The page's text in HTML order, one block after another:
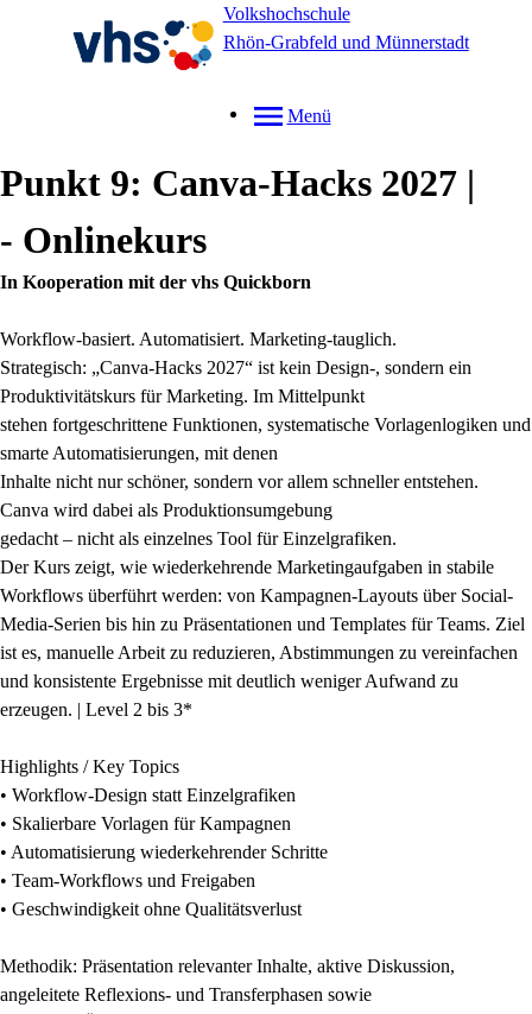
Volkshochschule
Rhön-Grabfeld und Münnerstadt
Menü
Punkt 9: Canva-Hacks 2027 |
- Onlinekurs
In Kooperation mit der vhs Quickborn
Workflow-basiert. Automatisiert. Marketing-tauglich.
Strategisch: „Canva-Hacks 2027“ ist kein Design-, sondern ein
Produktivitätskurs für Marketing. Im Mittelpunkt
stehen fortgeschrittene Funktionen, systematische Vorlagenlogiken und
smarte Automatisierungen, mit denen
Inhalte nicht nur schöner, sondern vor allem schneller entstehen.
Canva wird dabei als Produktionsumgebung
gedacht – nicht als einzelnes Tool für Einzelgrafiken.
Der Kurs zeigt, wie wiederkehrende Marketingaufgaben in stabile
Workflows überführt werden: von Kampagnen-Layouts über Social-
Media-Serien bis hin zu Präsentationen und Templates für Teams. Ziel
ist es, manuelle Arbeit zu reduzieren, Abstimmungen zu vereinfachen
und konsistente Ergebnisse mit deutlich weniger Aufwand zu
erzeugen. | Level 2 bis 3*
Highlights / Key Topics
• Workflow-Design statt Einzelgrafiken
• Skalierbare Vorlagen für Kampagnen
• Automatisierung wiederkehrender Schritte
• Team-Workflows und Freigaben
• Geschwindigkeit ohne Qualitätsverlust
Methodik: Präsentation relevanter Inhalte, aktive Diskussion,
angeleitete Reflexions- und Transferphasen sowie